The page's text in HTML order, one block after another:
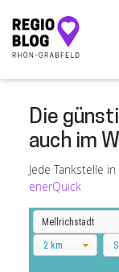
Die
auch im
Jede Tankstelle
enerQuick